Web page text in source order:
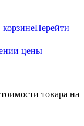
Перейти
цены
товара на